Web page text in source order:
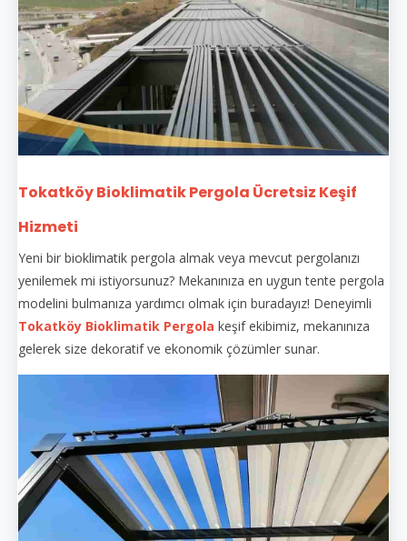
Tokatköy Bioklimatik Pergola Ücretsiz Keşif
Hizmeti
Yeni bir bioklimatik pergola almak veya mevcut pergolanızı
yenilemek mi istiyorsunuz? Mekanınıza en uygun tente pergola
modelini bulmanıza yardımcı olmak için buradayız! Deneyimli
Tokatköy Bioklimatik Pergola keşif ekibimiz, mekanınıza
gelerek size dekoratif ve ekonomik çözümler sunar.